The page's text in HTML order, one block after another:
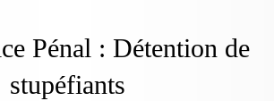
Pénal : Détention de
stupéfiants